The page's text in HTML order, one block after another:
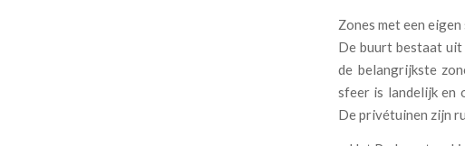
Zones met een
De buurt bestaat uit
de belangrijkste
sfeer is landelijk en
De privétuinen zijn